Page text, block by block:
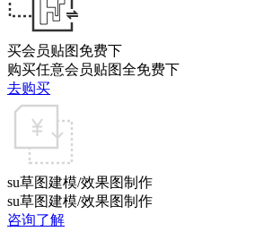
买会员贴图免费下
购买任意会员贴图全免费下
去购买
su草图建模/效果图制作
su草图建模/效果图制作
咨询了解